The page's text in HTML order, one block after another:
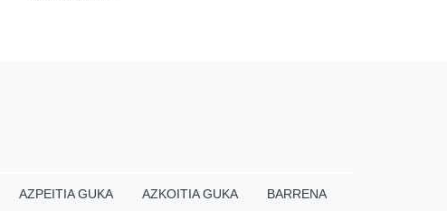
AZPEITIA GUKA AZKOITIA GUKA BARRENA